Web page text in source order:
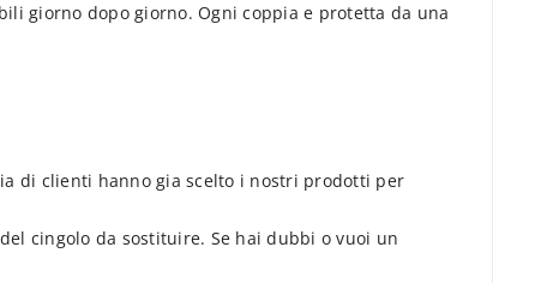
giorno dopo giorno. Ogni coppia e protetta da una
di clienti hanno gia scelto i nostri prodotti per
cingolo da sostituire. Se hai dubbi o vuoi un